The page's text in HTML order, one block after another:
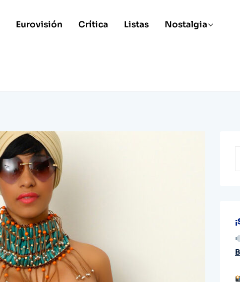
Eurovisión Crítica Listas Nostalgia